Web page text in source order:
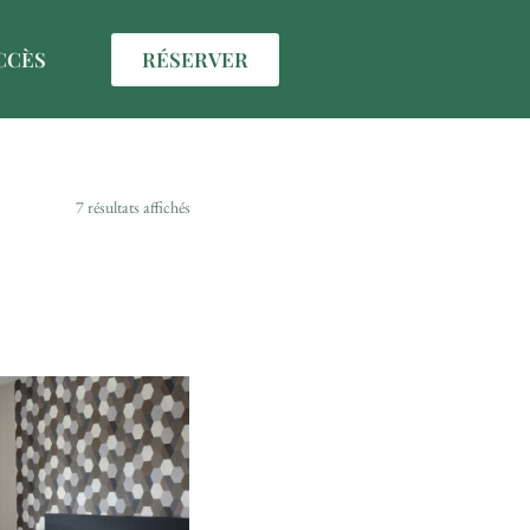
RÉSERVER
7 résultats affichés